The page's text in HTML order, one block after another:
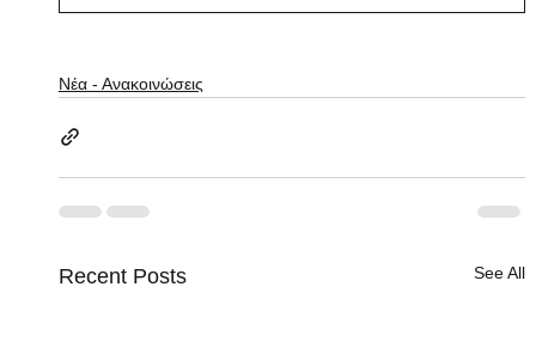
Νέα - Ανακοινώσεις
Recent Posts See All